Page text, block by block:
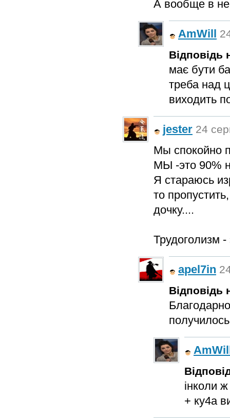
А вообще в
AmWill
Відповідь
має бути
треба над
виходить
jester 24
Мы спокойно
МЫ -это 90%
Я стараюсь
то
дочку....
Трудоголизм -
apel7in
Відповідь
інколи
+ ку4а